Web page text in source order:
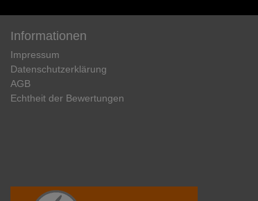
Informationen
Impressum
Daten­schutz­erklärung
AGB
Echtheit der Bewertungen